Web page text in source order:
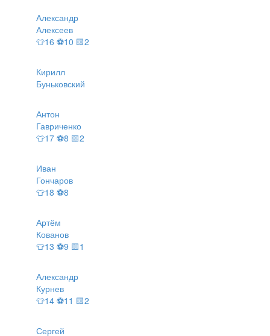
Александр
Алексеев
👕16 ⚽10 🟨2
Кирилл
Буньковский
Антон
Гавриченко
👕17 ⚽8 🟨2
Иван
Гончаров
👕18 ⚽8
Артём
Кованов
👕13 ⚽9 🟨1
Александр
Курнев
👕14 ⚽11 🟨2
Сергей